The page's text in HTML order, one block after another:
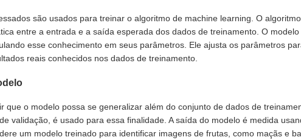
são usados para treinar o algoritmo de machine learning. O
entre a entrada e a saída esperada dos dados de treinamento. O
esse conhecimento em seus parâmetros. Ele ajusta os parâmetros
reais conhecidos nos dados de treinamento.
que o modelo possa se generalizar além do conjunto de dados de
validação, é usado para essa finalidade. A saída do modelo é medida
um modelo treinado para identificar imagens de frutas, como maçãs e